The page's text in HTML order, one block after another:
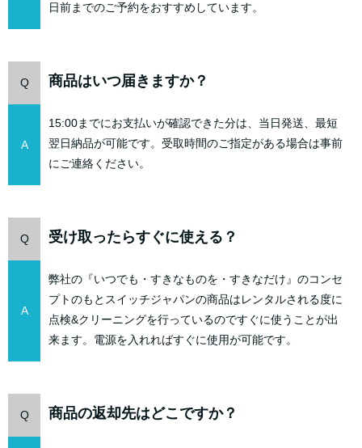
日前までのご予約をおすすめしています。
Q 商品はいつ届きますか？
A
15:00までにお支払いが確認できた分は、当日発送、最短
翌日納品が可能です。受取時間のご指定がある場合は事前
にご連絡ください。
Q 受け取ったらすぐに使える？
A
弊社の『いつでも・すきなものを・すきなだけ』のコンセ
プトのもとスイッチジャパンの商品はレンタルされる度に
点検&クリーニングを行っているのですぐに使うことが出
来ます。電源を入れればすぐに使用が可能です。
Q 商品の返却先はどこですか？